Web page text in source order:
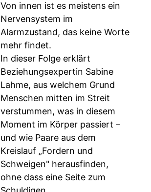
Von innen ist es meistens ein
Nervensystem im
Alarmzustand, das keine Worte
mehr findet.
In dieser Folge erklärt
Beziehungsexpertin Sabine
Lahme, aus welchem Grund
Menschen mitten im Streit
verstummen, was in diesem
Moment im Körper passiert –
und wie Paare aus dem
Kreislauf „Fordern und
Schweigen" herausfinden,
ohne dass eine Seite zum